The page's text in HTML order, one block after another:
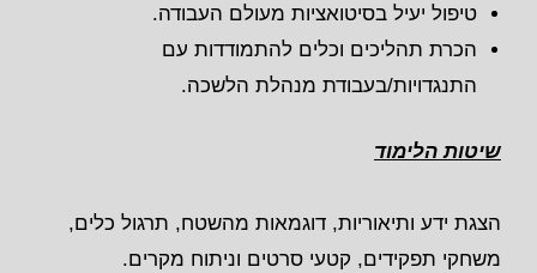
טיפול יעיל בסיטואציות מעולם העבודה.
הכרת תהליכים וכלים להתמודדות עם
התנגדויות/בעבודת מנהלת הלשכה.
שיטות הלימוד
הצגת ידע ותיאוריות, דוגמאות מהשטח, תרגול כלים,
משחקי תפקידים, קטעי סרטים וניתוח מקרים.